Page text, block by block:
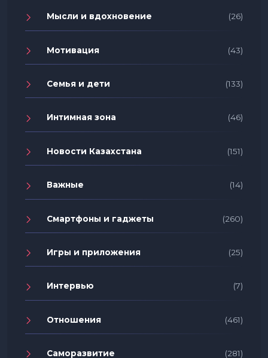
Мысли и вдохновение (26)
Мотивация (43)
Семья и дети (133)
Интимная зона (46)
Новости Казахстана (151)
Важные (14)
Смартфоны и гаджеты (260)
Игры и приложения (25)
Интервью (7)
Отношения (461)
Саморазвитие (281)